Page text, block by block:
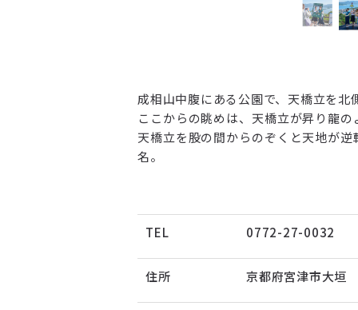
成相山中腹にある公園で、天橋立を北
ここからの眺めは、天橋立が昇り龍
天橋立を股の間からのぞくと天地が
名。
TEL 0772-27-0032
住所 京都府宮津市大垣